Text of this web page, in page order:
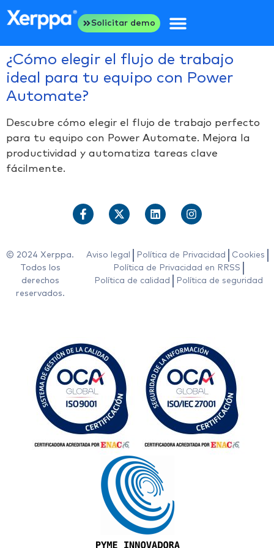
Solicitar demo
¿Cómo elegir el flujo de trabajo
ideal para tu equipo con Power
Automate?
Descubre cómo elegir el flujo de trabajo perfecto
para tu equipo con Power Automate. Mejora la
productividad y automatiza tareas clave
fácilmente.
© 2024 Xerppa.
Todos los
derechos
reservados.
Aviso legal Política de Privacidad
Cookies
Política de Privacidad en RRSS
Política de calidad
Política de seguridad